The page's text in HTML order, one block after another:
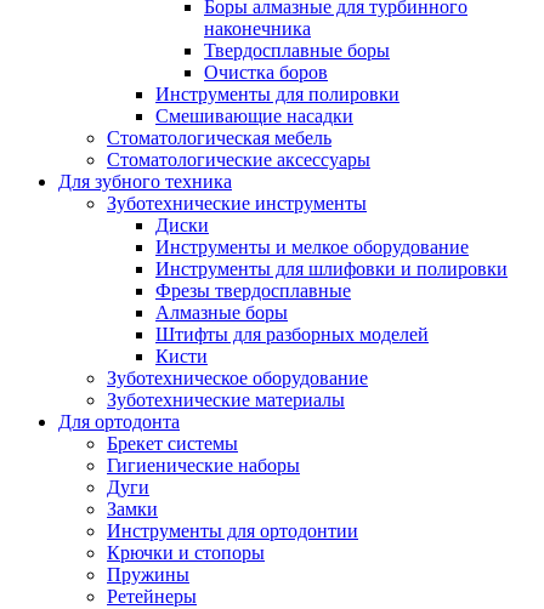
Боры алмазные для турбинного
наконечника
Твердосплавные боры
Очистка боров
Инструменты для полировки
Смешивающие насадки
Стоматологическая мебель
Стоматологические аксессуары
Для зубного техника
Зуботехнические инструменты
Диски
Инструменты и мелкое оборудование
Инструменты для шлифовки и полировки
Фрезы твердосплавные
Алмазные боры
Штифты для разборных моделей
Кисти
Зуботехническое оборудование
Зуботехнические материалы
Для ортодонта
Брекет системы
Гигиенические наборы
Дуги
Замки
Инструменты для ортодонтии
Крючки и стопоры
Пружины
Ретейнеры